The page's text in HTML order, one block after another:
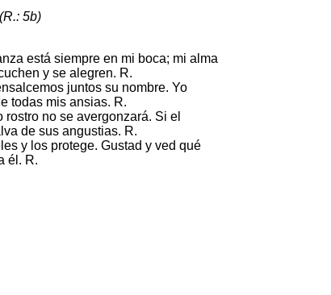
5b)
está siempre en mi boca; mi alma
y se alegren. R.
juntos su nombre. Yo
todas mis ansias. R.
no se avergonzará. Si el
de sus angustias. R.
y los protege. Gustad y ved qué
él. R.